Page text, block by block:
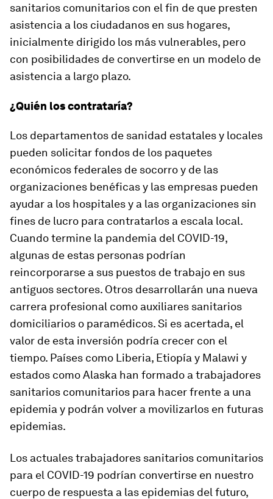
sanitarios comunitarios con el fin de que presten
asistencia a los ciudadanos en sus hogares,
inicialmente dirigido los más vulnerables, pero
con posibilidades de convertirse en un modelo de
asistencia a largo plazo.
¿Quién los contrataría?
Los departamentos de sanidad estatales y locales
pueden solicitar fondos de los paquetes
económicos federales de socorro y de las
organizaciones benéficas y las empresas pueden
ayudar a los hospitales y a las organizaciones sin
fines de lucro para contratarlos a escala local.
Cuando termine la pandemia del COVID-19,
algunas de estas personas podrían
reincorporarse a sus puestos de trabajo en sus
antiguos sectores. Otros desarrollarán una nueva
carrera profesional como auxiliares sanitarios
domiciliarios o paramédicos. Si es acertada, el
valor de esta inversión podría crecer con el
tiempo. Países como Liberia, Etiopía y Malawi y
estados como Alaska han formado a trabajadores
sanitarios comunitarios para hacer frente a una
epidemia y podrán volver a movilizarlos en futuras
epidemias.
Los actuales trabajadores sanitarios comunitarios
para el COVID-19 podrían convertirse en nuestro
cuerpo de respuesta a las epidemias del futuro,